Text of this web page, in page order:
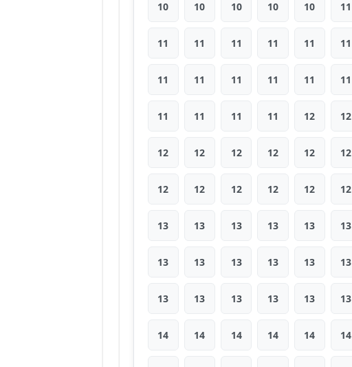
10 10 10 10 10 11
11 11 11 11 11 11
11 11 11 11 11 11
11 11 11 11 12 12
12 12 12 12 12 12
12 12 12 12 12 12
13 13 13 13 13 13
13 13 13 13 13 13
13 13 13 13 13 13
14 14 14 14 14 14